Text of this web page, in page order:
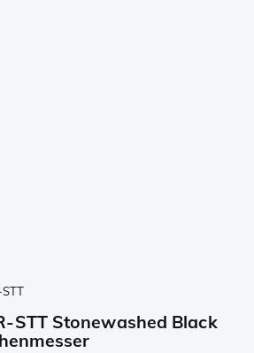
STT Stonewashed Black